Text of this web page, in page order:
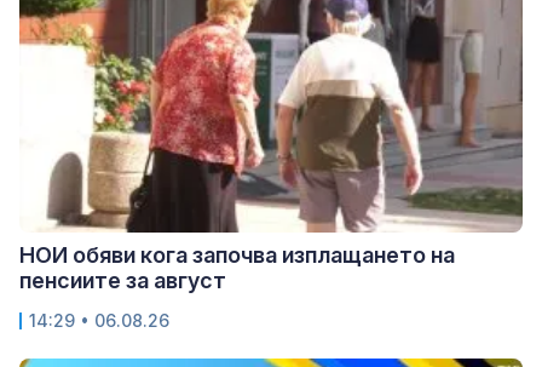
НОИ обяви кога започва изплащането на
пенсиите за август
14:29 • 06.08.26